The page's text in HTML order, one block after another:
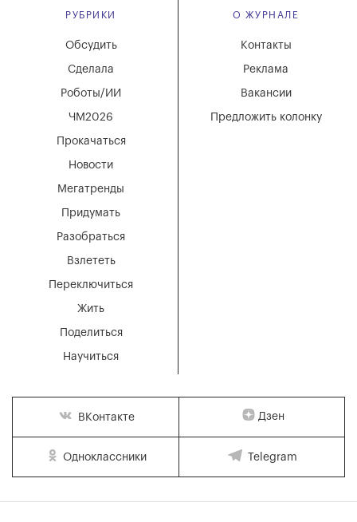
РУБРИКИ
Мегатренды
Придумать
Разобраться
Взлететь
Новости
Переключиться
Жить
Поделиться
Научиться
Обсудить
Сделала
Роботы/ИИ
ЧМ2026
Прокачаться
О ЖУРНАЛЕ
Вакансии
Реклама
Контакты
Предложить колонку
ВКонтакте Дзен
Одноклассники Telegram